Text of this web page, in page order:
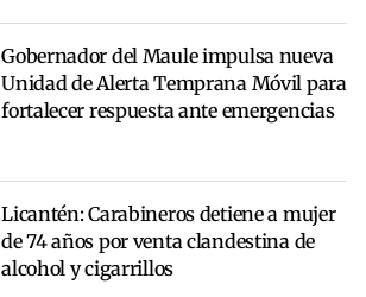
Gobernador del Maule impulsa nueva
Unidad de Alerta Temprana Móvil para
fortalecer respuesta ante emergencias
Licantén: Carabineros detiene a mujer
de 74 años por venta clandestina de
alcohol y cigarrillos